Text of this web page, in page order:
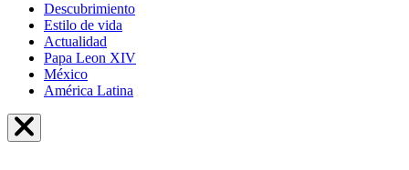
Descubrimiento
Estilo de vida
Actualidad
Papa Leon XIV
México
América Latina